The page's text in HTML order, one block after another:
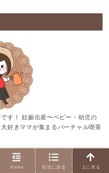
す！ 妊娠出産〜ベビー・幼児の
好きママが集まるバーチャル喫茶
る「ブロガー喫茶ぽてこ」から始
いの場にしたい！という思いから
menu 目次に戻る 上に戻る